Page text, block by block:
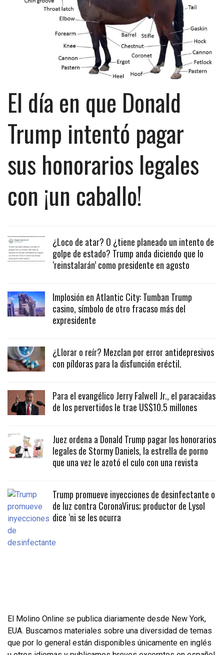
El día en que Donald
Trump intentó pagar
sus honorarios legales
con ¡un caballo!
¿Loco de atar? O ¿tiene planeado un intento de
golpe de estado? Trump anda diciendo que lo
‘reinstalarán’ como presidente en agosto
Implosión en Atlantic City: Tumban Trump
casino, símbolo de otro fracaso más del
expresidente
¿Llorar o reír? Mezclan por error antidepresivos
con píldoras para la disfunción eréctil.
Para el evangélico Jerry Falwell Jr., el paracaidas
de los pervertidos le trae US$10.5 millones
Juez ordena a Donald Trump pagar los honorarios
legales de Stormy Daniels, la estrella de porno
que una vez le azotó el culo con una revista
Trump promueve inyecciones de desinfectante o
de luz contra CoronaVirus; productor de Lysol
dice ‘ni se les ocurra
El Molino Online se publica diariamente desde New York,
EUA. Buscamos materiales sobre una diversidad de temas
que por lo general están disponibles únicamente en inglés